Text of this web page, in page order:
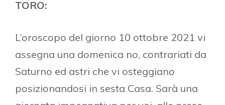
TORO:
L’oroscopo del giorno 10 ottobre 2021 vi
assegna una domenica no, contrariati da
Saturno ed astri che vi osteggiano
posizionandosi in sesta Casa. Sarà una